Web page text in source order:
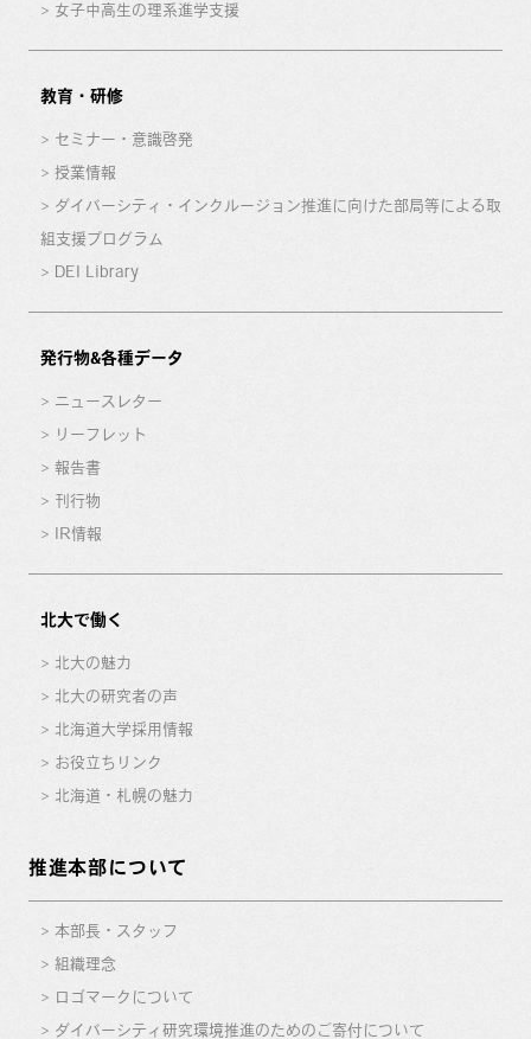
女子中高生の理系進学支援
教育・研修
セミナー・意識啓発
授業情報
ダイバーシティ・インクルージョン推進に向けた部局等による取
組支援プログラム
DEI Library
発行物&各種データ
ニュースレター
リーフレット
報告書
刊行物
IR情報
北大で働く
北大の魅力
北大の研究者の声
北海道大学採用情報
お役立ちリンク
北海道・札幌の魅力
推進本部について
本部長・スタッフ
組織理念
ロゴマークについて
ダイバーシティ研究環境推進のためのご寄付について